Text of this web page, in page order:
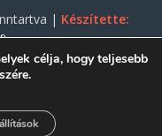
| Készítette:
célja, hogy teljesebb